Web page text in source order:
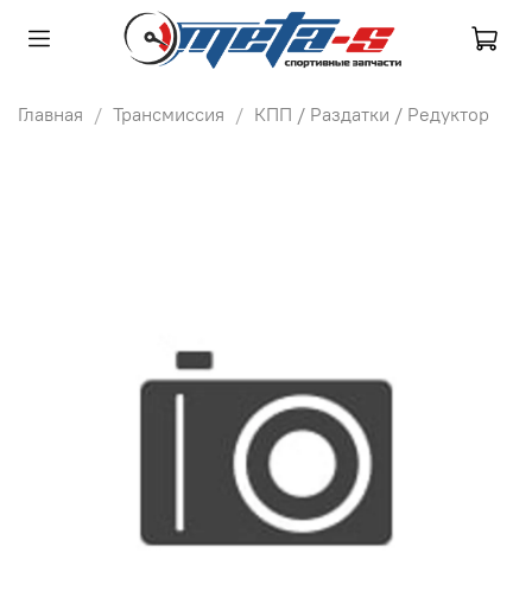
Главная Трансмиссия КПП / Раздатки / Редуктор